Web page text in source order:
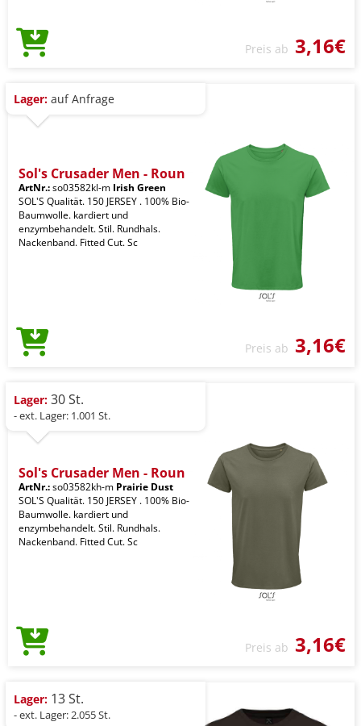
Preis ab 3,16€
Lager: auf Anfrage
Sol's Crusader Men - Roun
ArtNr.:so03582kl-m Irish Green
SOL'S Qualität. 150 JERSEY . 100% Bio-
Baumwolle. kardiert und
enzymbehandelt. Stil. Rundhals.
Nackenband. Fitted Cut. Sc
Preis ab 3,16€
Lager: 30 St.
- ext. Lager: 1.001 St.
Sol's Crusader Men - Roun
ArtNr.:so03582kh-m Prairie Dust
SOL'S Qualität. 150 JERSEY . 100% Bio-
Baumwolle. kardiert und
enzymbehandelt. Stil. Rundhals.
Nackenband. Fitted Cut. Sc
Preis ab 3,16€
Lager: 13 St.
- ext. Lager: 2.055 St.